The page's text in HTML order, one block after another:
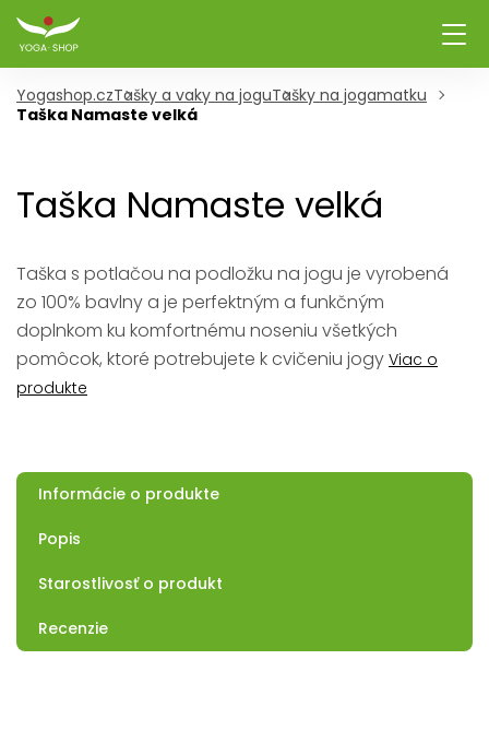
Yogashop.czTašky a vaky na joguTašky na jogamatku
Taška Namaste velká
Taška Namaste velká
Taška s potlačou na podložku na jogu je vyrobená
zo 100% bavlny a je perfektným a funkčným
doplnkom ku komfortnému noseniu všetkých
pomôcok, ktoré potrebujete k cvičeniu jogy Viac o
produkte
Informácie o produkte
Popis
Starostlivosť o produkt
Recenzie